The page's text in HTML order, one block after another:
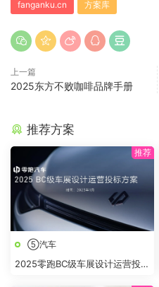
fanganku.cn 方案库
上一篇
2025东方不败咖啡品牌手册
推荐方案
⑤汽车
2025零跑BC级车展设计运营投标